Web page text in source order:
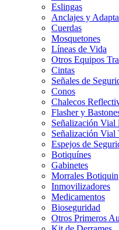
Eslingas
Anclajes y
Cuerdas
Mosquetones
Líneas de Vida
Otros Equipos
Cintas
Señales de
Conos
Chalecos
Flasher y
Señalización
Señalización Vial
Espejos de
Botiquínes
Gabinetes
Morrales Botiquin
Inmovilizadores
Medicamentos
Bioseguridad
Otros Primeros